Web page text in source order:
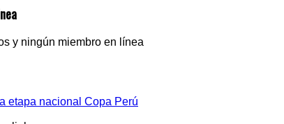
y ningún miembro en línea
etapa nacional Copa Perú